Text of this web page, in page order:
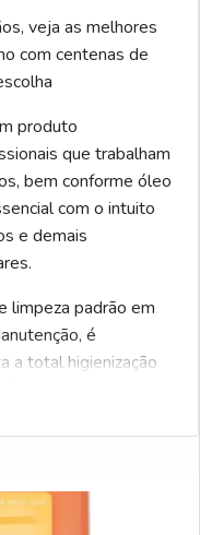
veja as melhores
com centenas de
produto
que trabalham
bem conforme óleo
com o intuito
e demais
limpeza padrão em
é
a total higienização
e a saúde dos
escala.
DESENGRAXANTE
que a fim de